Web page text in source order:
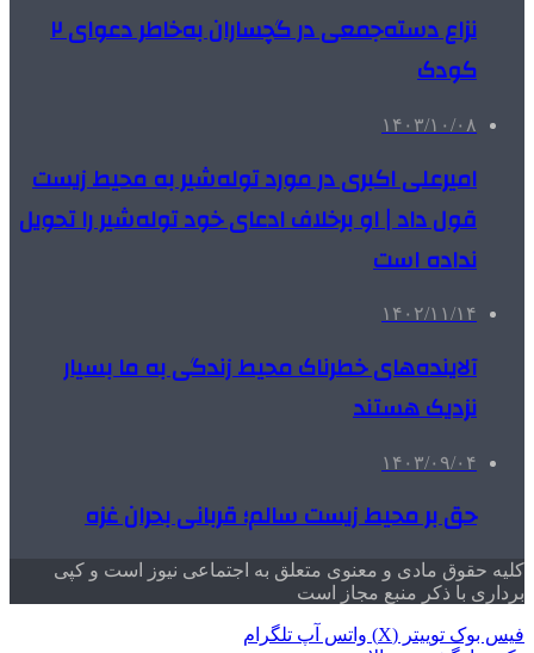
نزاع دسته‌جمعی در گچساران به‌خاطر دعوای ۲
کودک
۱۴۰۳/۱۰/۰۸
امیرعلی‌ اکبری در مورد توله‌شیر به محیط زیست
قول داد | او برخلاف ادعای خود توله‌شیر را تحویل
نداده است
۱۴۰۲/۱۱/۱۴
آلاینده‌های خطرناک محیط زندگی به ما بسیار
نزدیک هستند
۱۴۰۳/۰۹/۰۴
حق بر محیط زیست سالم؛ قربانی بحران غزه
کلیه حقوق مادی و معنوی متعلق به اجتماعی نیوز است و کپی
برداری با ذکر منبع مجاز است
فیس بوک توییتر (X) واتس آپ تلگرام